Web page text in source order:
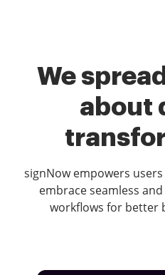
We
about
signNow empowers
embrace seamless
workflows for better